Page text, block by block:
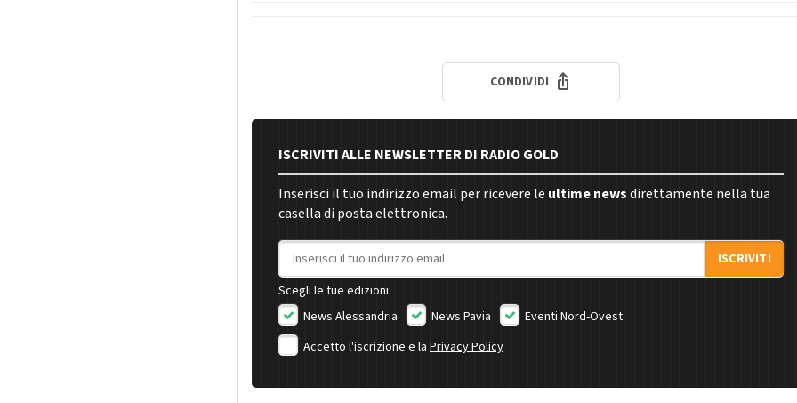
CONDIVIDI
ISCRIVITI ALLE NEWSLETTER DI RADIO GOLD
Inserisci il tuo indirizzo email per ricevere le ultime newsdirettamente nella tua
casella di posta elettronica.
Indirizzo email
ISCRIVITI
Scegli le tue edizioni:
News Alessandria
News Pavia
Eventi Nord-Ovest
Accetto l'iscrizione e la Privacy Policy